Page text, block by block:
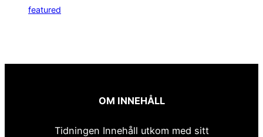
featured
OM INNEHÅLL
Tidningen Innehåll utkom med sitt